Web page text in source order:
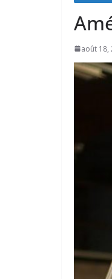
août 18,